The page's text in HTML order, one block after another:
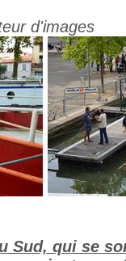
d'images
Sud, qui se